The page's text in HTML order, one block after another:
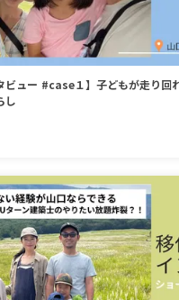
ビュー #case１】子どもが走り回
し